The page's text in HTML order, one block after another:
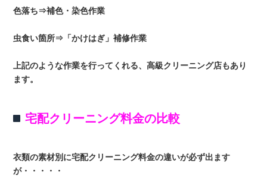
色落ち⇒補色・染色作業
虫食い箇所⇒「かけはぎ」補修作業
上記のような作業を行ってくれる、高級クリーニング店もあり
ます。
宅配クリーニング料金の比較
衣類の素材別に宅配クリーニング料金の違いが必ず出ます
が・・・・・